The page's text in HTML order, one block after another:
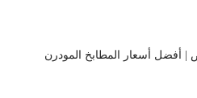
أفضل أسعار المطابخ المودرن